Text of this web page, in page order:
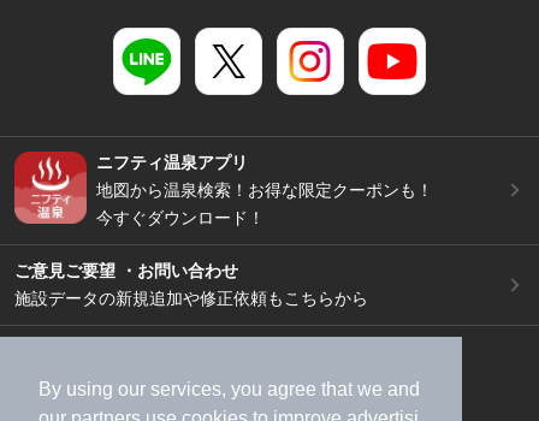
By using our services, you agree that we and
ニフティ温泉アプリ
地図から温泉検索！お得な限定クーポンも！
今すぐダウンロード！
ご意見ご要望 ・お問い合わせ
施設データの新規追加や修正依頼もこちらから
加盟店募集（資料請求）
広告出稿のご案内